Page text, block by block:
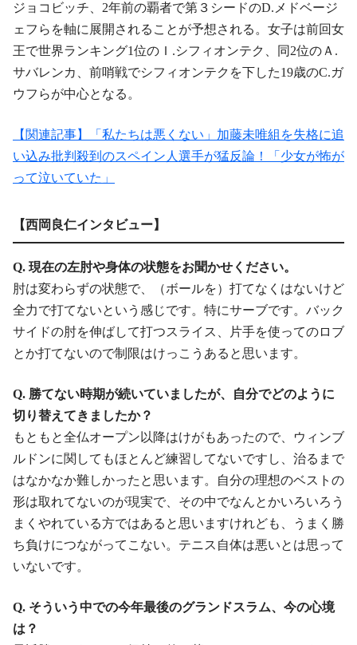
ジョコビッチ、2年前の覇者で第３シードのD.メドベージ
ェフらを軸に展開されることが予想される。女子は前回女
王で世界ランキング1位のＩ.シフィオンテク、同2位のＡ.
サバレンカ、前哨戦でシフィオンテクを下した19歳のC.ガ
ウフらが中心となる。
【関連記事】「私たちは悪くない」加藤未唯組を失格に追
い込み批判殺到のスペイン人選手が猛反論！「少女が怖が
って泣いていた」
【西岡良仁インタビュー】
Q. 現在の左肘や身体の状態をお聞かせください。
肘は変わらずの状態で、（ボールを）打てなくはないけど
全力で打てないという感じです。特にサーブです。バック
サイドの肘を伸ばして打つスライス、片手を使ってのロブ
とか打てないので制限はけっこうあると思います。
Q. 勝てない時期が続いていましたが、自分でどのように
切り替えてきましたか？
もともと全仏オープン以降はけがもあったので、ウィンブ
ルドンに関してもほとんど練習してないですし、治るまで
はなかなか難しかったと思います。自分の理想のベストの
形は取れてないのが現実で、その中でなんとかいろいろう
まくやれている方ではあると思いますけれども、うまく勝
ち負けにつながってこない。テニス自体は悪いとは思って
いないです。
Q. そういう中での今年最後のグランドスラム、今の心境
は？